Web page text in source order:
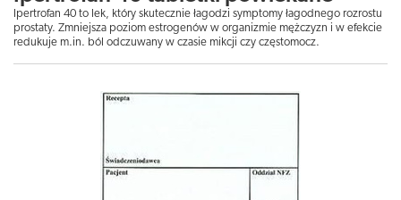
Ipertrofan 40 to lek, który skutecznie łagodzi symptomy łagodnego rozrostu
prostaty. Zmniejsza poziom estrogenów w organizmie mężczyzn i w efekcie
redukuje m.in. ból odczuwany w czasie mikcji czy częstomocz.